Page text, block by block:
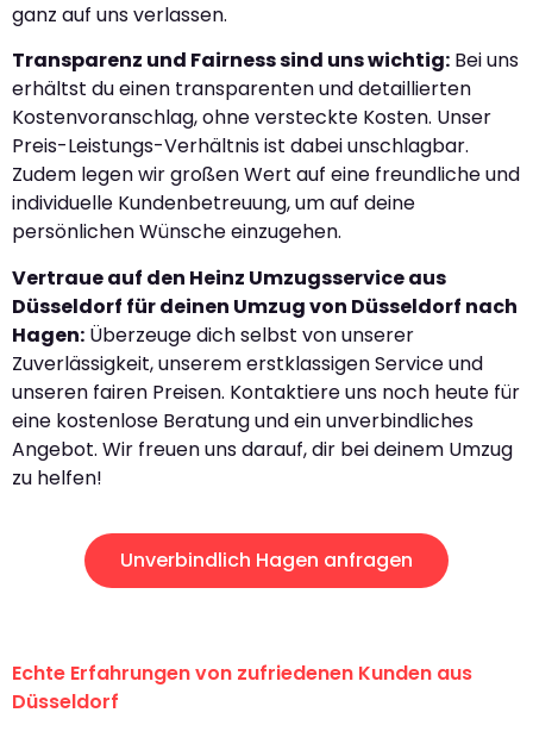
ganz auf uns verlassen.
Transparenz und Fairness sind uns wichtig: Bei uns
erhältst du einen transparenten und detaillierten
Kostenvoranschlag, ohne versteckte Kosten. Unser
Preis-Leistungs-Verhältnis ist dabei unschlagbar.
Zudem legen wir großen Wert auf eine freundliche und
individuelle Kundenbetreuung, um auf deine
persönlichen Wünsche einzugehen.
Vertraue auf den Heinz Umzugsservice aus
Düsseldorf für deinen Umzug von Düsseldorf nach
Hagen: Überzeuge dich selbst von unserer
Zuverlässigkeit, unserem erstklassigen Service und
unseren fairen Preisen. Kontaktiere uns noch heute für
eine kostenlose Beratung und ein unverbindliches
Angebot. Wir freuen uns darauf, dir bei deinem Umzug
zu helfen!
Unverbindlich Hagen anfragen
Echte Erfahrungen von zufriedenen Kunden aus
Düsseldorf